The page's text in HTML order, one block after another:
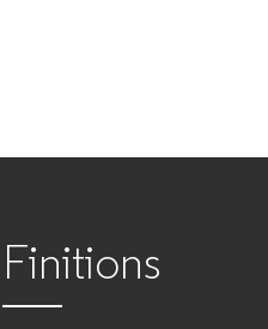
Finitions